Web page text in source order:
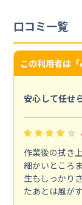
口コミ一覧
この利用者は「
安心して任せ
作業後の拭き
細かいところ
生もしっかり
たあとは風が